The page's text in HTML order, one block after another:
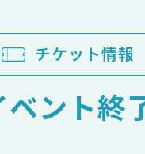
チケット情報
ベント終